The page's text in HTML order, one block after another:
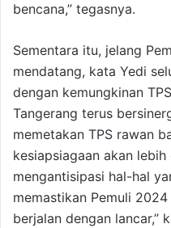
bencana,” tegasnya.
Sementara itu, jelang
mendatang, kata Yedi
dengan kemungkinan
Tangerang terus
memetakan TPS rawan
kesiapsiagaan akan
mengantisipasi hal-hal
memastikan Pemuli
berjalan dengan lancar,”